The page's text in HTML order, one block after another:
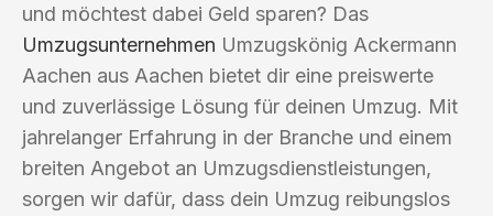
und möchtest dabei Geld sparen? Das
Umzugsunternehmen Umzugskönig Ackermann
Aachen aus Aachen bietet dir eine preiswerte
und zuverlässige Lösung für deinen Umzug. Mit
jahrelanger Erfahrung in der Branche und einem
breiten Angebot an Umzugsdienstleistungen,
sorgen wir dafür, dass dein Umzug reibungslos